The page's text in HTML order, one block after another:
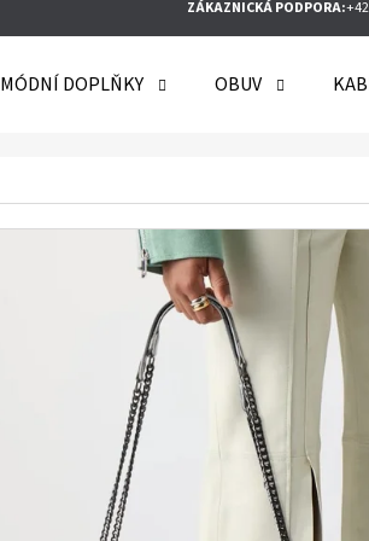
ZÁKAZNICKÁ PODPORA:
MÓDNÍ DOPLŇKY OBUV
HLEDAT